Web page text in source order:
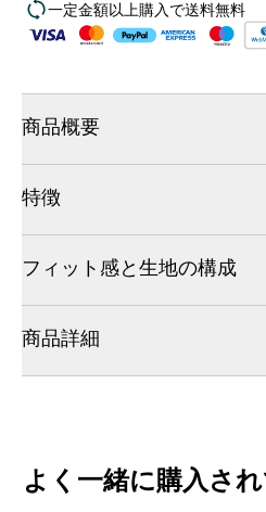
一定金額以上購入で送料無料
商品概要
特徴
フィット感と生地の構成
商品詳細
よく一緒に購入さ